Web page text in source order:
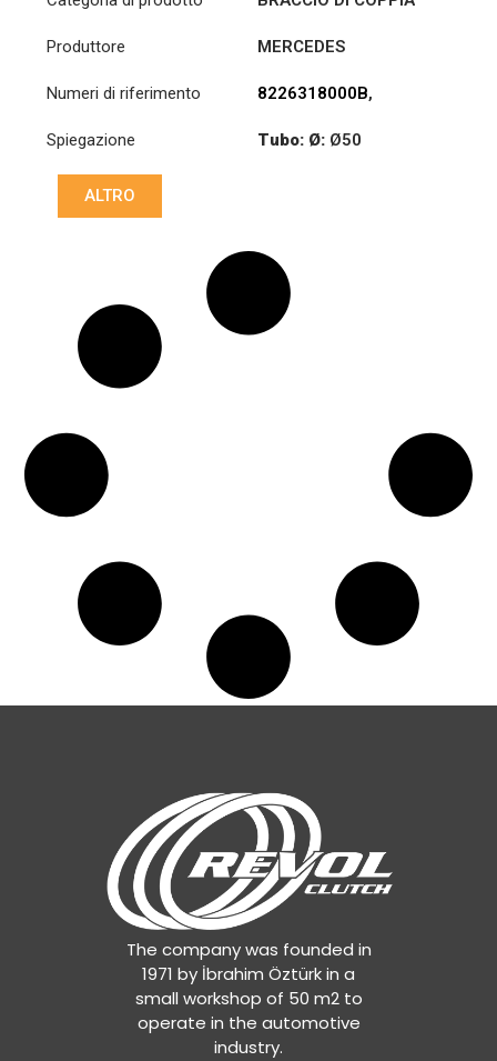
Produttore MERCEDES
Numeri di riferimento 8226318000B,
Spiegazione
Tubo: Ø: Ø50
ALTRO
The company was founded in
1971 by İbrahim Öztürk in a
small workshop of 50 m2 to
operate in the automotive
industry.